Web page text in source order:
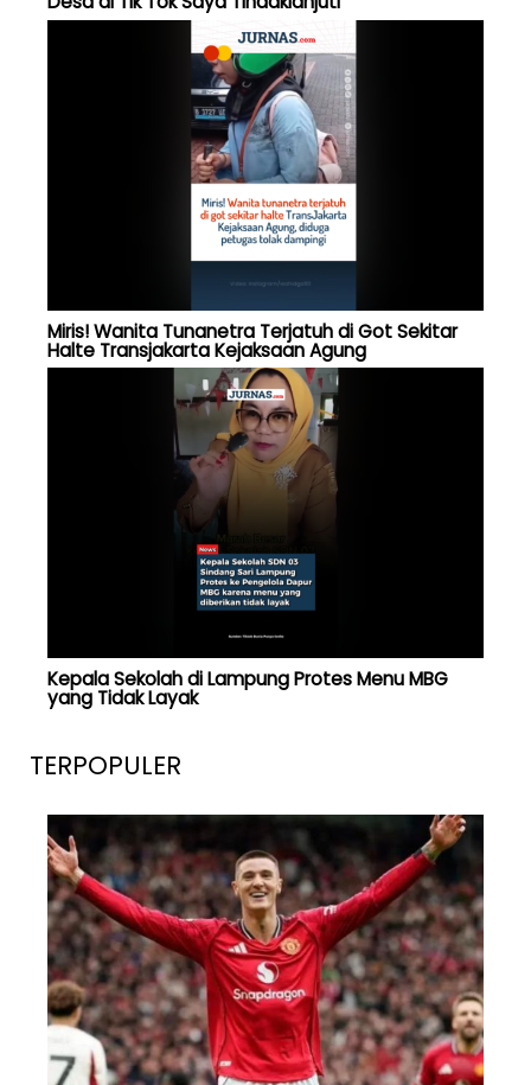
Miris! Wanita Tunanetra Terjatuh di Got Sekitar
Halte Transjakarta Kejaksaan Agung
Kepala Sekolah di Lampung Protes Menu MBG
yang Tidak Layak
TERPOPULER